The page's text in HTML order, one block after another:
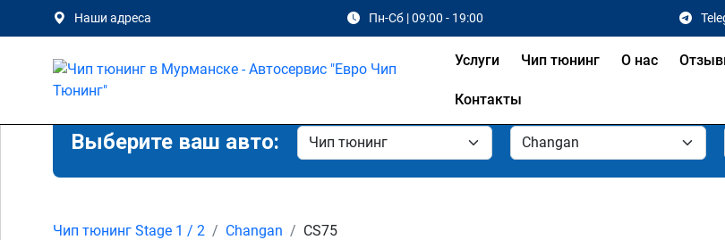
Наши адреса Пн-Сб | 09:00 - 19:00
Услуги Чип тюнинг О нас
Контакты
Выберите ваш авто:
Чип тюнинг Stage 1 / 2 Changan CS75